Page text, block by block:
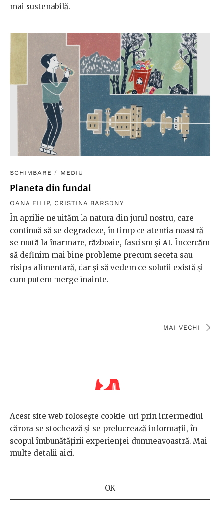
mai sustenabilă.
SCHIMBARE / MEDIU
Planeta din fundal
OANA FILIP, CRISTINA BARSONY
În aprilie ne uităm la natura din jurul nostru, care
continuă să se degradeze, în timp ce atenția noastră
se mută la înarmare, războaie, fascism și AI. Încercăm
să definim mai bine probleme precum seceta sau
risipa alimentară, dar și să vedem ce soluții există și
cum putem merge înainte.
MAI VECHI
TEMA DE GÂNDIRE
Acest site web folosește cookie-uri prin intermediul
cărora se stochează și se prelucrează informații, în
scopul îmbunătățirii experienței dumneavoastră. Mai
multe detalii aici.
OK